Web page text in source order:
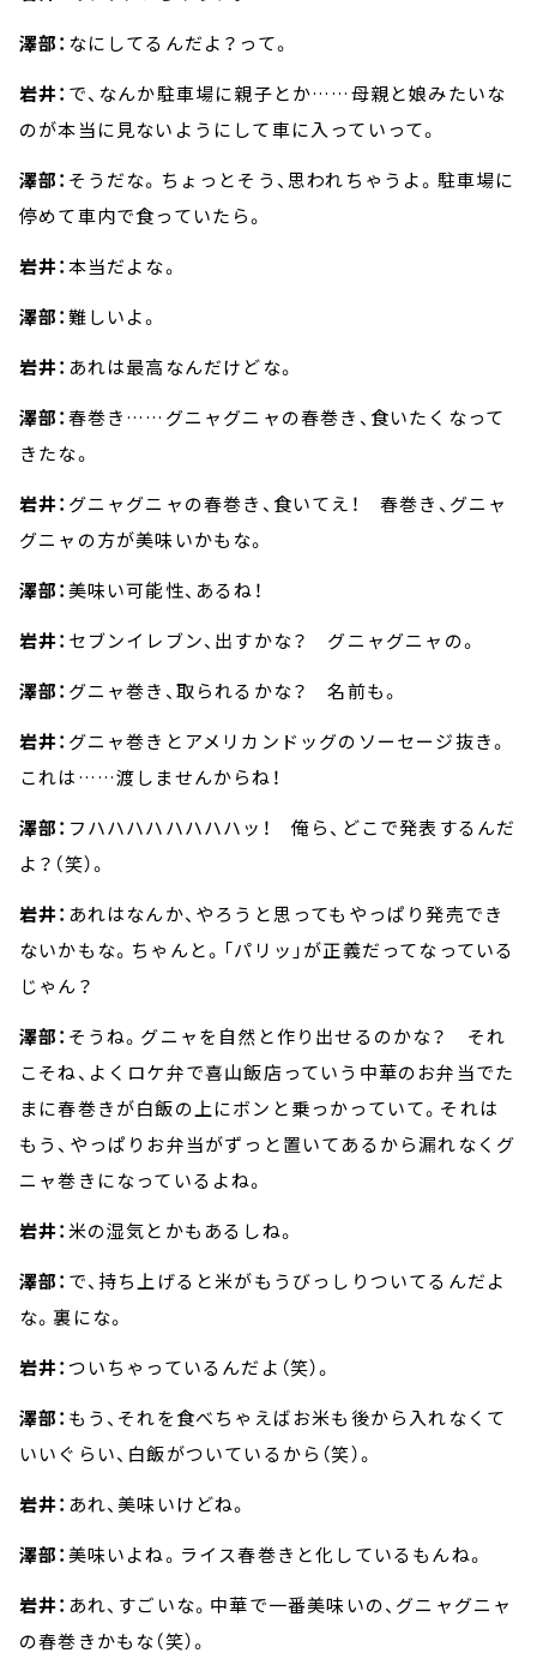
澤部： なにしてるんだよ？って。
岩井： で、なんか駐車場に親子とか……母親と娘みたいな
のが本当に見ないようにして車に入っていって。
澤部： そうだな。ちょっとそう、思われちゃうよ。駐車場に
停めて車内で食っていたら。
岩井：本当だよな。
澤部：難しいよ。
岩井： あれは最高なんだけどな。
澤部：春巻き……グニャグニャの春巻き、食いたくなって
きたな。
岩井： グニャグニャの春巻き、食いてえ！ 春巻き、グニャ
グニャの方が美味いかもな。
澤部：美味い可能性、あるね！
岩井： セブンイレブン、出すかな？ グニャグニャの。
澤部： グニャ巻き、取られるかな？ 名前も。
岩井： グニャ巻きとアメリカンドッグのソーセージ抜き。
これは……渡しませんからね！
澤部： フハハハハハハハハッ！ 俺ら、どこで発表するんだ
よ？（笑）。
岩井： あれはなんか、やろうと思ってもやっぱり発売でき
ないかもな。ちゃんと。「パリッ」が正義だってなっている
じゃん？
澤部： そうね。グニャを自然と作り出せるのかな？ それ
こそね、よくロケ弁で喜山飯店っていう中華のお弁当でた
まに春巻きが白飯の上にボンと乗っかっていて。それは
もう、やっぱりお弁当がずっと置いてあるから漏れなくグ
ニャ巻きになっているよね。
岩井：米の湿気とかもあるしね。
澤部： で、持ち上げると米がもうびっしりついてるんだよ
な。裏にな。
岩井： ついちゃっているんだよ（笑）。
澤部： もう、それを食べちゃえばお米も後から入れなくて
いいぐらい、白飯がついているから（笑）。
岩井： あれ、美味いけどね。
澤部：美味いよね。ライス春巻きと化しているもんね。
岩井： あれ、すごいな。中華で一番美味いの、グニャグニャ
の春巻きかもな（笑）。